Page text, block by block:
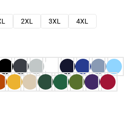
2XL 3XL
4XL